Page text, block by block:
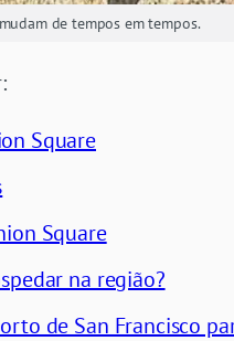
de tempos em tempos.
Square
Square
na região?
de San Francisco